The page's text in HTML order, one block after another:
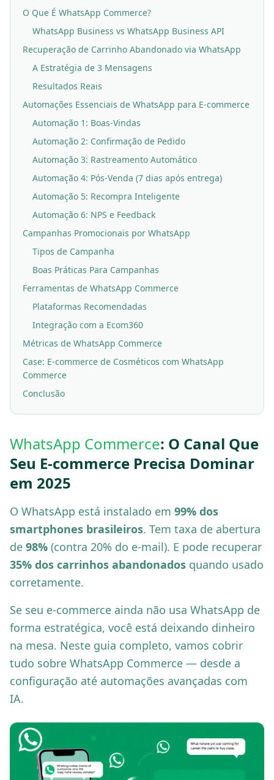
O Que É WhatsApp Commerce?
WhatsApp Business vs WhatsApp Business API
Recuperação de Carrinho Abandonado via WhatsApp
A Estratégia de 3 Mensagens
Resultados Reais
Automações Essenciais de WhatsApp para E-commerce
Automação 1: Boas-Vindas
Automação 2: Confirmação de Pedido
Automação 3: Rastreamento Automático
Automação 4: Pós-Venda (7 dias após entrega)
Automação 5: Recompra Inteligente
Automação 6: NPS e Feedback
Campanhas Promocionais por WhatsApp
Tipos de Campanha
Boas Práticas Para Campanhas
Ferramentas de WhatsApp Commerce
Plataformas Recomendadas
Integração com a Ecom360
Métricas de WhatsApp Commerce
Case: E-commerce de Cosméticos com WhatsApp
Commerce
Conclusão
WhatsApp Commerce: O Canal Que
Seu E-commerce Precisa Dominar
em 2025
O WhatsApp está instalado em 99% dos
smartphones brasileiros. Tem taxa de abertura
de 98% (contra 20% do e-mail). E pode recuperar
35% dos carrinhos abandonados quando usado
corretamente.
Se seu e-commerce ainda não usa WhatsApp de
forma estratégica, você está deixando dinheiro
na mesa. Neste guia completo, vamos cobrir
tudo sobre WhatsApp Commerce — desde a
configuração até automações avançadas com
IA.